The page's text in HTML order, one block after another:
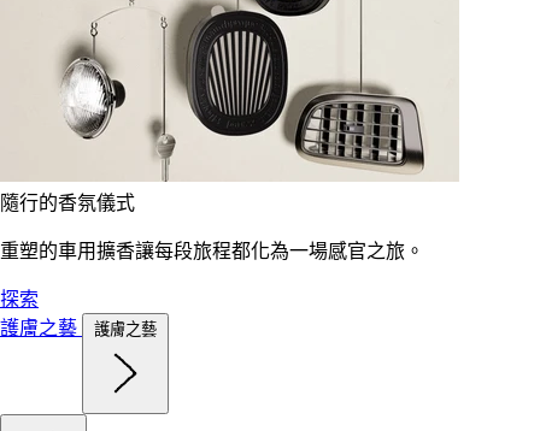
隨行的香氛儀式
重塑的車用擴香讓每段旅程都化為一場感官之旅。
探索
護膚之藝
護膚之藝